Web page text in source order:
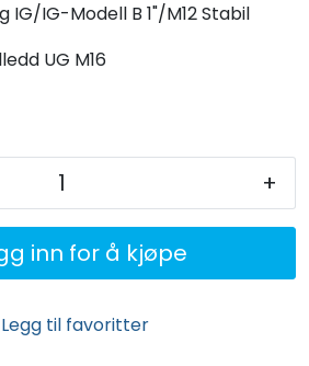
IG/IG-Modell B 1"/M12 Stabil
UG M16
+
inn for å kjøpe
Legg til favoritter